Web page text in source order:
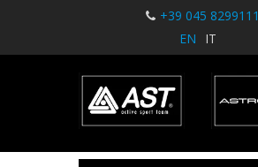
+39 045 8299111
EN
IT